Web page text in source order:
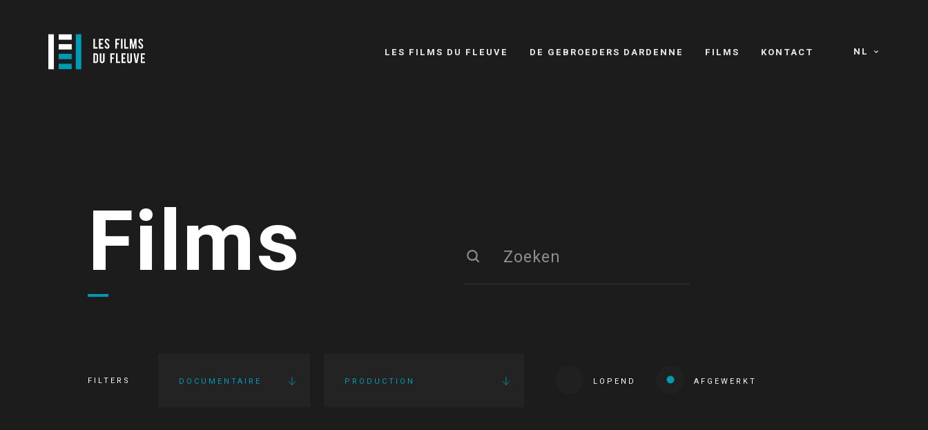
NL
LES FILMS DU FLEUVE DE GEBROEDERS DARDENNE FILMS KONTACT
Films
FILTERS DOCUMENTAIRE PRODUCTION LOPEND AFGEWERKT